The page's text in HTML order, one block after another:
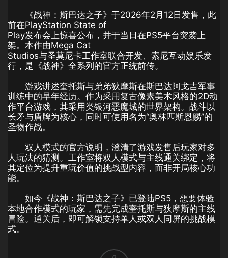
《战神：斯巴达之子》于2026年2月12日发售，此
前在PlayStation State of
Play发布会上惊喜公布，并于当日在PS5平台突袭上
架。本作由Mega Cat
Studios与圣莫尼卡工作室联合开发、索尼互动娱乐发
行，是《战神》全系列的官方正统前传。
游戏讲述奎托斯与弟弟狄摩斯在斯巴达阿戈吉军事
训练中的早年经历。作为采用复古像素美术风格的2D动
作平台游戏，其采用类银河恶魔城的世界架构。战斗以
长矛与盾牌为核心，同时可使用名为“奥林匹斯恩赐”的
圣物作战。
双人模式的官方说明，澄清了游戏发售后玩家对多
人玩法的猜测。工作室将双人模式与主线通关绑定，将
其定位为提升重玩价值的挑战型内容，而非开局核心功
能。
如今《战神：斯巴达之子》已登陆PS5，想要体验
本地合作模式的玩家，需先完成奎托斯与狄摩斯的主线
冒险。通关后，即可解锁支持单人或双人同屏的挑战模
式。